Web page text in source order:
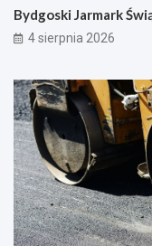
Bydgoski Jarmark
4 sierpnia 2026